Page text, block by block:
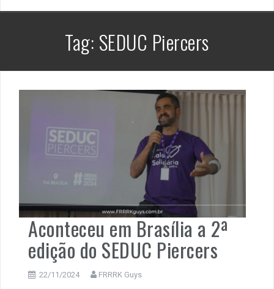
Tag: SEDUC Piercers
Aconteceu em Brasília a 2ª
edição do SEDUC Piercers
22/11/2024 FRRRK Guys